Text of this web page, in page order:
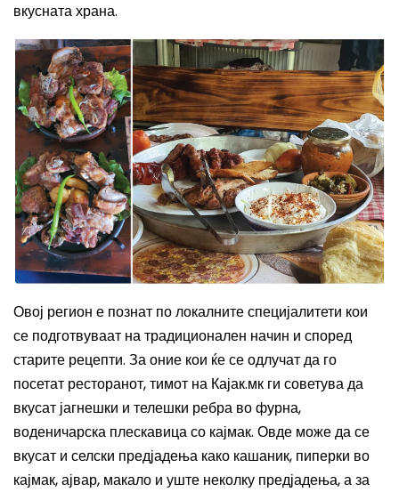
вкусната храна.
Овој регион е познат по локалните специјалитети кои
се подготвуваат на традиционален начин и според
старите рецепти. За оние кои ќе се одлучат да го
посетат ресторанот, тимот на Кајак.мк ги советува да
вкусат јагнешки и телешки ребра во фурна,
воденичарска плескавица со кајмак. Овде може да се
вкусат и селски предјадења како кашаник, пиперки во
кајмак, ајвар, макало и уште неколку предјадења, а за